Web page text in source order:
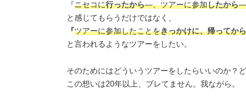
『ニセコに行ったから―、ツアーに参加したから―
と感じてもらうだけではなく、
『ツアーに参加したことをきっかけに、帰ってから
と言われるようなツアーをしたい。
そのためにはどういうツアーをしたらいいのか？
この想いは20年以上、ブレてません。我ながら。